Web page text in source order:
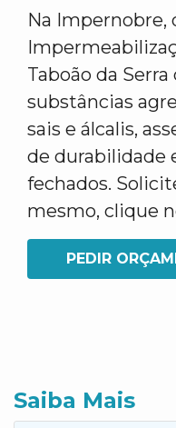
Na Impernobre,
Taboão da
substâncias
sais e álcalis,
de durabilidade
fechados.
mesmo, clique
PEDIR
Saiba Mais